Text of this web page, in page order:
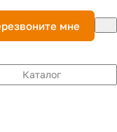
мне
Каталог